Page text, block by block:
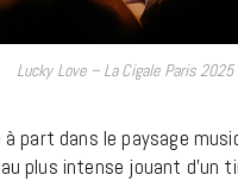
Lucky Love – La Cigale Paris
part dans le paysage
plus intense jouant d’un